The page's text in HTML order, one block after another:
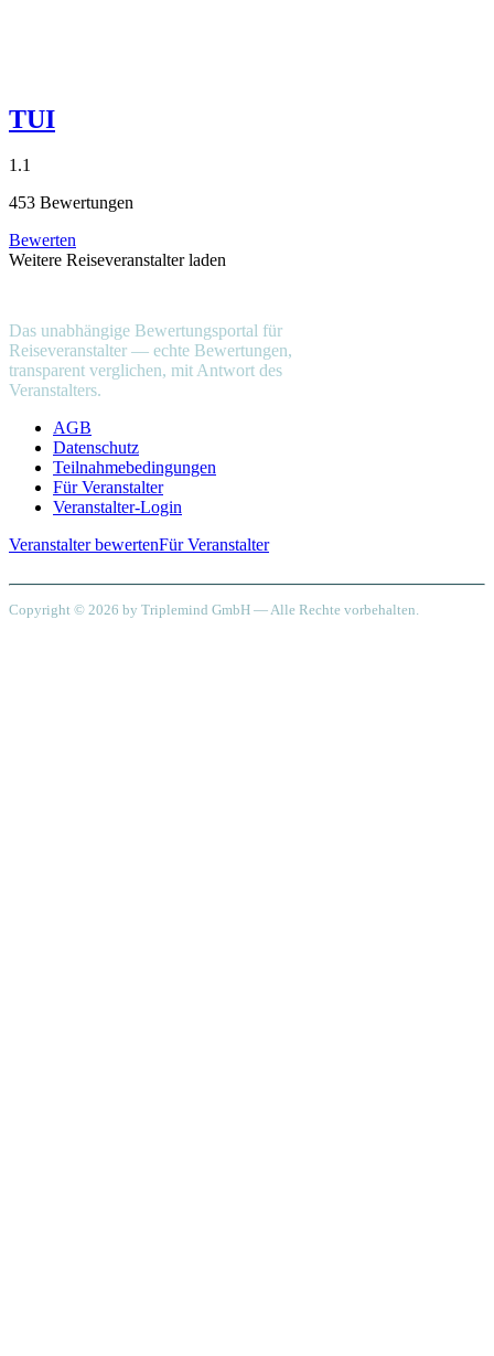
TUI
1.1
453 Bewertungen
Bewerten
Weitere Reiseveranstalter laden
Das unabhängige Bewertungsportal für
Reiseveranstalter — echte Bewertungen,
transparent verglichen, mit Antwort des
Veranstalters.
AGB
Datenschutz
Teilnahmebedingungen
Für Veranstalter
Veranstalter-Login
Veranstalter bewertenFür Veranstalter
Copyright © 2026 by Triplemind GmbH — Alle Rechte vorbehalten.